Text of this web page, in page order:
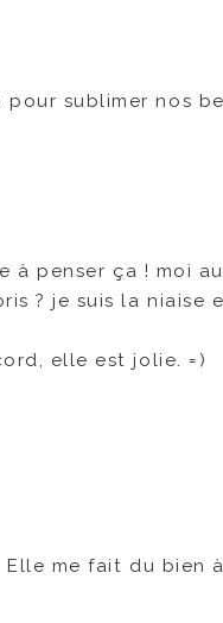
sublimer nos
à penser ça ! moi
? je suis la niaise
elle est jolie. =)
me fait du bien à